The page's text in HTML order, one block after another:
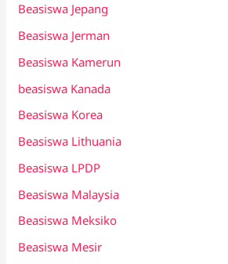
Beasiswa Jepang
Beasiswa Jerman
Beasiswa Kamerun
beasiswa Kanada
Beasiswa Korea
Beasiswa Lithuania
Beasiswa LPDP
Beasiswa Malaysia
Beasiswa Meksiko
Beasiswa Mesir